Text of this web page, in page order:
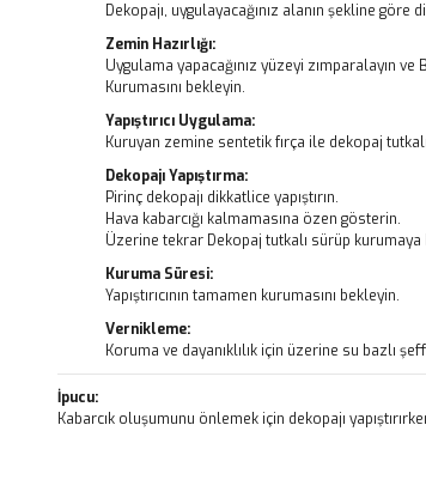
Dekopajı, uygulayacağınız alanın şekline göre
Zemin Hazırlığı:
Uygulama yapacağınız yüzeyi zımparalayın
Kurumasını bekleyin.
Yapıştırıcı Uygulama:
Kuruyan zemine sentetik fırça ile dekopaj
Dekopajı Yapıştırma:
Pirinç dekopajı dikkatlice yapıştırın.
Hava kabarcığı kalmamasına özen gösterin.
Üzerine tekrar Dekopaj tutkalı sürüp kurumaya
Kuruma Süresi:
Yapıştırıcının tamamen kurumasını bekleyin.
Vernikleme:
Koruma ve dayanıklılık için üzerine su bazlı
İpucu:
Kabarcık oluşumunu önlemek için dekopajı